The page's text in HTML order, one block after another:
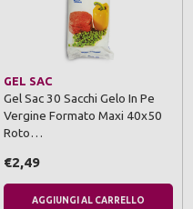
GEL SAC
Gel Sac 30 Sacchi Gelo In Pe
Vergine Formato Maxi 40x50
Roto…
€2,49
AGGIUNGI AL CARRELLO